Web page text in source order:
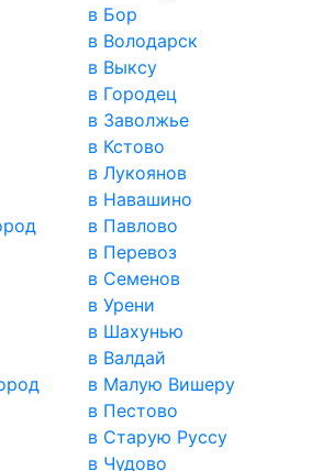
в Бор
в Володарск
в Выксу
в Городец
в Заволжье
в Кстово
в Лукоянов
в Навашино
в Павлово
в Перевоз
в Семенов
в Урени
в Шахунью
в Валдай
в Малую Вишеру
в Пестово
в Старую Руссу
в Чудово